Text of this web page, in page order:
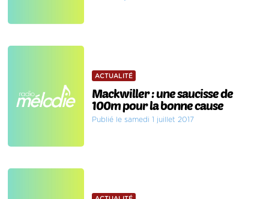
ACTUALITÉ
Mackwiller : une saucisse de
100m pour la bonne cause
Publié le samedi 1 juillet 2017